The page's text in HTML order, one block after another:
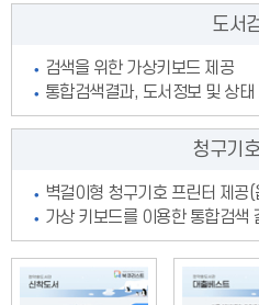
도서
검색을 위한 가상키보드 제공
통합검색결과, 도서정보 및 상태
청구기호
벽걸이형 청구기호 프린터 제공(
가상 키보드를 이용한 통합검색